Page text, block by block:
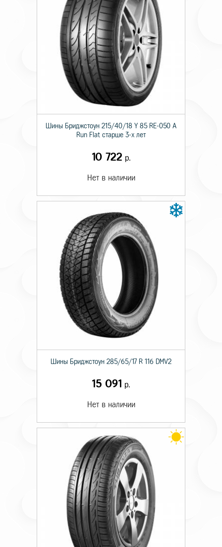
Шины Бриджстоун 215/40/18 Y 85 RE-050 A
Run Flat старше 3-х лет
10 722 р.
Нет в наличии
Шины Бриджстоун 285/65/17 R 116 DMV2
15 091 р.
Нет в наличии